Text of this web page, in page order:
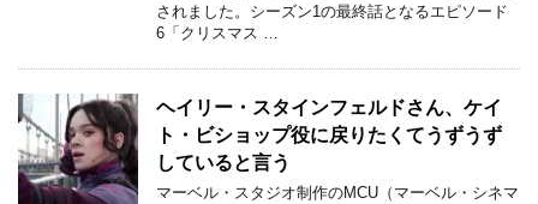
されました。シーズン1の最終話となるエピソード
6「クリスマス …
ヘイリー・スタインフェルドさん、ケイ
ト・ビショップ役に戻りたくてうずうず
していると言う
マーベル・スタジオ制作のMCU（マーベル・シネマ